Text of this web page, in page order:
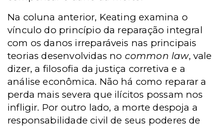
Na coluna anterior, Keating examina o
vínculo do princípio da reparação integral
com os danos irreparáveis nas principais
teorias desenvolvidas no common law, vale
dizer, a filosofia da justiça corretiva e a
análise econômica. Não há como reparar a
perda mais severa que ilícitos possam nos
infligir. Por outro lado, a morte despoja a
responsabilidade civil de seus poderes de